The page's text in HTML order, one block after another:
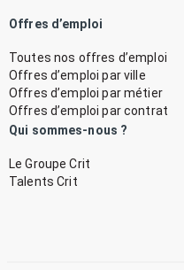
Offres d’emploi
Toutes nos offres d’emploi
Offres d’emploi par ville
Offres d’emploi par métier
Offres d’emploi par contrat
Qui sommes-nous ?
Le Groupe Crit
Talents Crit